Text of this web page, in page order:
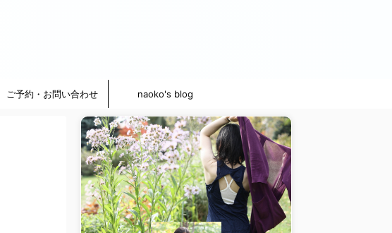
ご予約・お問い合わせ naoko's blog